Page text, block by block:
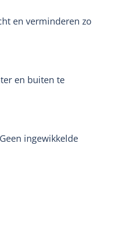
en verminderen zo
en buiten te
ingewikkelde